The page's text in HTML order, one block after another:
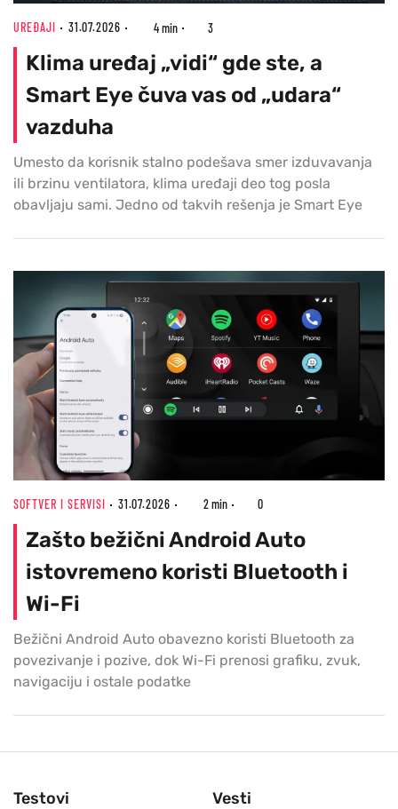
UREĐAJI 31.07.2026 4 min 3
Klima uređaj „vidi“ gde ste, a
Smart Eye čuva vas od „udara“
vazduha
Umesto da korisnik stalno podešava smer izduvavanja
ili brzinu ventilatora, klima uređaji deo tog posla
obavljaju sami. Jedno od takvih rešenja je Smart Eye
SOFTVER I SERVISI 31.07.2026 2 min 0
Zašto bežični Android Auto
istovremeno koristi Bluetooth i
Wi-Fi
Bežični Android Auto obavezno koristi Bluetooth za
povezivanje i pozive, dok Wi-Fi prenosi grafiku, zvuk,
navigaciju i ostale podatke
Testovi Vesti